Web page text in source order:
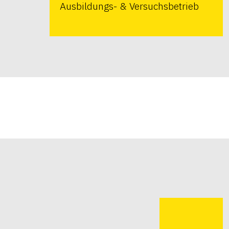
Ausbildungs- & Versuchsbetrieb